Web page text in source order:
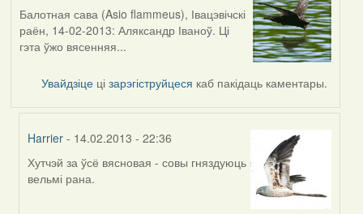
Балотная сава (Asio flammeus), Івацэвічскі
раён, 14-02-2013: Аляксандр Іваноў. Ці
гэта ўжо вясенняя...
Увайдзіце цізарэгіструйцеся каб пакідаць каментары.
Harrier - 14.02.2013 - 22:36
In
reply
Хутчэй за ўсё вясновая - совы гняздуюць
вельмі рана.